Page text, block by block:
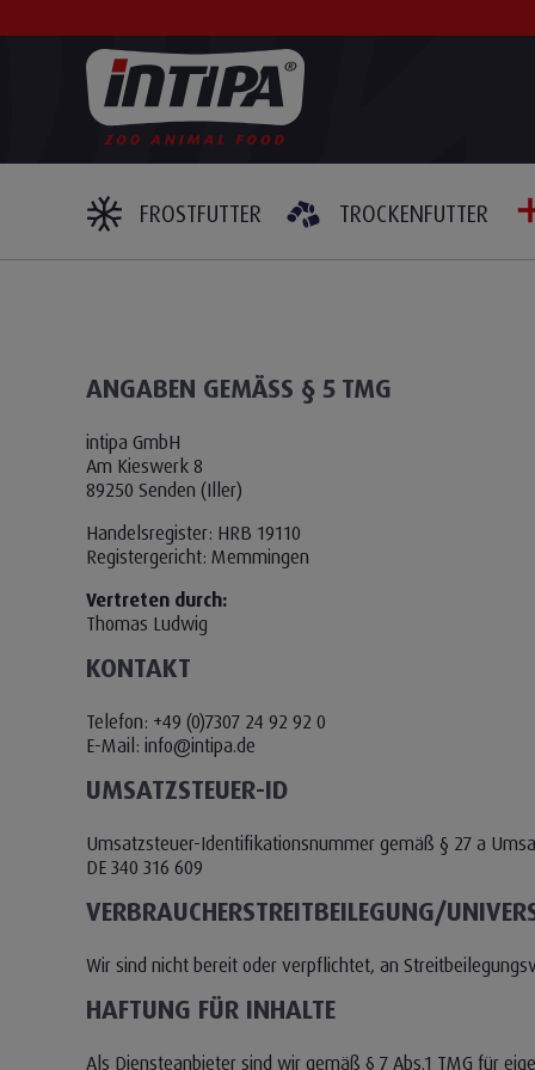
FROSTFUTTER TROCKENFUTTER
ANGABEN GEMÄSS § 5 TMG
intipa GmbH
Am Kieswerk 8
89250 Senden (Iller)
Handelsregister: HRB 19110
Registergericht: Memmingen
Vertreten durch:
Thomas Ludwig
KONTAKT
Telefon: +49 (0)7307 24 92 92 0
E-Mail: info@intipa.de
UMSATZSTEUER-ID
Umsatzsteuer-Identifikationsnummer gemäß § 27 a
DE 340 316 609
VERBRAUCHER­STREIT­BEILEGUNG/
Wir sind nicht bereit oder verpflichtet, an
HAFTUNG FÜR INHALTE
Als Diensteanbieter sind wir gemäß § 7 Abs.1 TMG für